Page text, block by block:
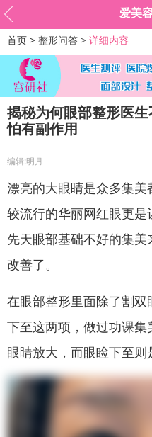
爱美
首页 > 整形问答 > 详细内容
揭秘为何眼部整形医
怕有副作用
编辑:明月
漂亮的大眼睛是众多集
较流行的华丽网红眼更
先天眼部基础不好的集
改善了。
在眼部整形里面除了割
下至这两项，做过功课
眼睛放大，而眼睑下至则